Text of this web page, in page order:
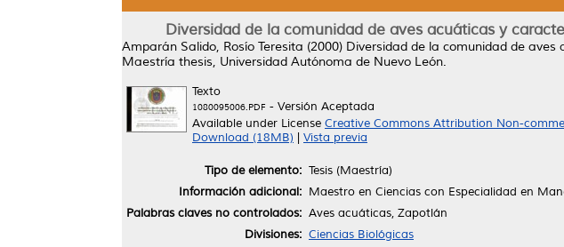
Diversidad de la comunidad de aves acuáticas y
Amparán Salido, Rosío Teresita (2000) Diversidad de la comunidad de
Maestría thesis, Universidad Autónoma de Nuevo León.
Texto
1080095006.PDF - Versión Aceptada
Available under License Creative Commons Attribution Non-
Download (18MB)
Vista previa
Tipo de elemento: Tesis (Maestría)
Información adicional: Maestro en Ciencias con Especialidad en
Palabras claves no controlados: Aves acuáticas, Zapotlán
Divisiones: Ciencias Biológicas